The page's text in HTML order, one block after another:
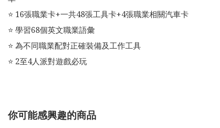
⭐️ 16張職業卡+一共48張工具卡+4張職業相關汽車卡
⭐️ 學習68個英文職業語彙
⭐️ 為不同職業配對正確裝備及工作工具
⭐️ 2至4人派對遊戲必玩
你可能感興趣的商品